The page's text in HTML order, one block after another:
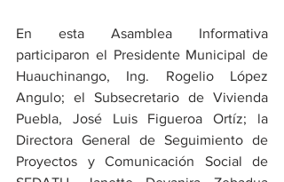
En esta Asamblea Informativa
participaron el Presidente Municipal de
Huauchinango, Ing. Rogelio López
Angulo; el Subsecretario de Vivienda
Puebla, José Luis Figueroa Ortíz; la
Directora General de Seguimiento de
Proyectos y Comunicación Social de